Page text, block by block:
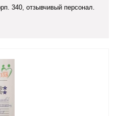
340, отзывчивый персонал.